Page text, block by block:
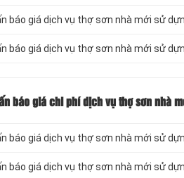
báo giá dịch vụ thợ sơn nhà mới sử
báo giá dịch vụ thợ sơn nhà mới sử
báo giá chi phí dịch vụ thợ sơn nhà
báo giá dịch vụ thợ sơn nhà mới sử
báo giá dịch vụ thợ sơn nhà mới sử